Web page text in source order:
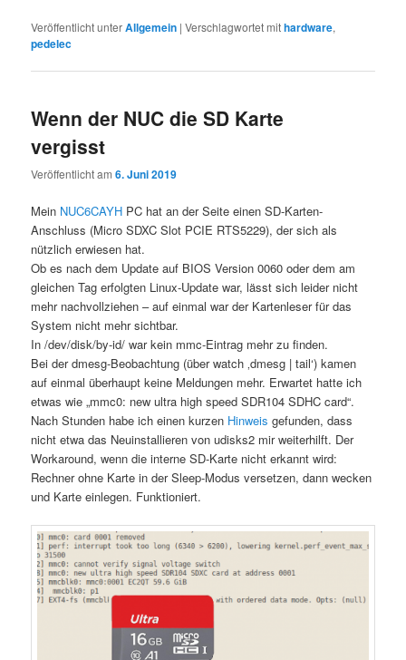
Veröffentlicht unterAllgemein |Verschlagwortet mithardware,
pedelec
Wenn der NUC die SD Karte
vergisst
Veröffentlicht am6. Juni 2019
Mein NUC6CAYH PC hat an der Seite einen SD-Karten-
Anschluss (Micro SDXC Slot PCIE RTS5229), der sich als
nützlich erwiesen hat.
Ob es nach dem Update auf BIOS Version 0060 oder dem am
gleichen Tag erfolgten Linux-Update war, lässt sich leider nicht
mehr nachvollziehen – auf einmal war der Kartenleser für das
System nicht mehr sichtbar.
In /dev/disk/by-id/ war kein mmc-Eintrag mehr zu finden.
Bei der dmesg-Beobachtung (über watch ‚dmesg | tail‘) kamen
auf einmal überhaupt keine Meldungen mehr. Erwartet hatte ich
etwas wie „mmc0: new ultra high speed SDR104 SDHC card“.
Nach Stunden habe ich einen kurzen Hinweis gefunden, dass
nicht etwa das Neuinstallieren von udisks2 mir weiterhilft. Der
Workaround, wenn die interne SD-Karte nicht erkannt wird:
Rechner ohne Karte in der Sleep-Modus versetzen, dann wecken
und Karte einlegen. Funktioniert.